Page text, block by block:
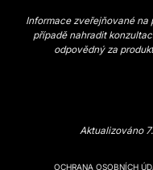
Informace zveřejňované na
případě nahradit
odpovědný za
Aktualizováno
OCHRANA OSOBNÍCH